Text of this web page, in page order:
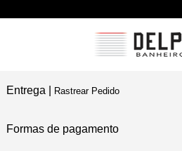
Entrega | Rastrear Pedido
Formas de pagamento